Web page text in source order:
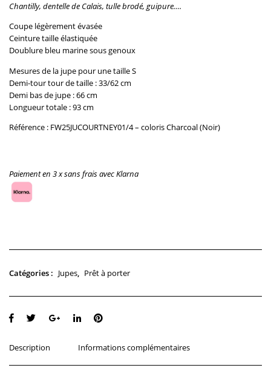
Chantilly, dentelle de Calais, tulle brodé, guipure….
Coupe légèrement évasée
Ceinture taille élastiquée
Doublure bleu marine sous genoux
Mesures de la jupe pour une taille S
Demi-tour tour de taille : 33/62 cm
Demi bas de jupe : 66 cm
Longueur totale : 93 cm
Référence : FW25JUCOURTNEY01/4 – coloris Charcoal (Noir)
Paiement en 3 x sans frais avec Klarna
Catégories : Jupes, Prêt à porter
Description Informations complémentaires